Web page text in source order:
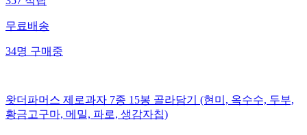
357적립
무료배송
34명구매중
왓더파머스 제로과자 7종 15봉 골라담기 (현미, 옥수수, 두부,
황금고구마, 메밀, 파로, 생감자칩)